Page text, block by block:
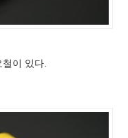
이 있다.